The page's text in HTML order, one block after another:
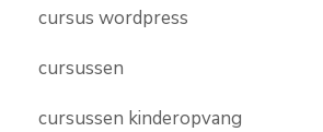
cursus wordpress
cursussen
cursussen kinderopvang